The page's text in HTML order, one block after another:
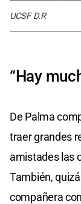
UCSF D.R
“Hay
De Palma
traer grandes
amistades las
También,
compañera